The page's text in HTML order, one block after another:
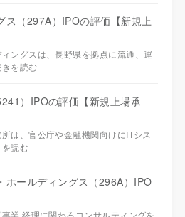
ス（297A）IPOの評価【新規上
ングスは、長野県を拠点に流通、運
を読む
）IPOの評価【新規上場承
は、官公庁や金融機関向けにITシス
読む
ホールディングス（296A）IPO
業 経理に関わるコンサルティングを